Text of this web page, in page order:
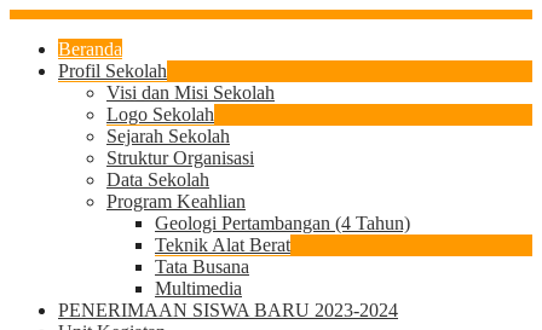
Beranda
Profil Sekolah
Visi dan Misi Sekolah
Logo Sekolah
Sejarah Sekolah
Struktur Organisasi
Data Sekolah
Program Keahlian
Geologi Pertambangan (4 Tahun)
Teknik Alat Berat
Tata Busana
Multimedia
PENERIMAAN SISWA BARU 2023-2024